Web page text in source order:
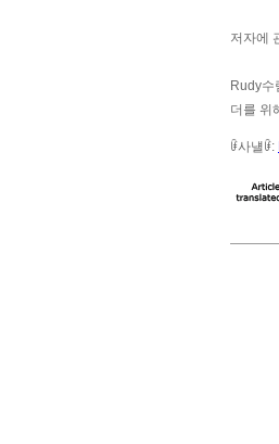
저자에
Rudy수
더를 위
ꀰ사냴ꀰ: